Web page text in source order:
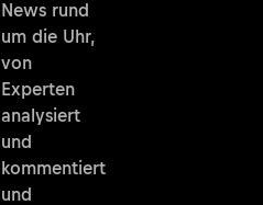
News rund
um die Uhr,
von
Experten
analysiert
und
kommentiert
und